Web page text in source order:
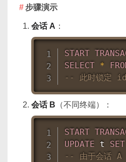
步骤演示
会话 A ：
START
SELECT
*
-- 此时锁定
会话 B （不同终端）：
START
UPDATE t SET
-- 由于会话 A